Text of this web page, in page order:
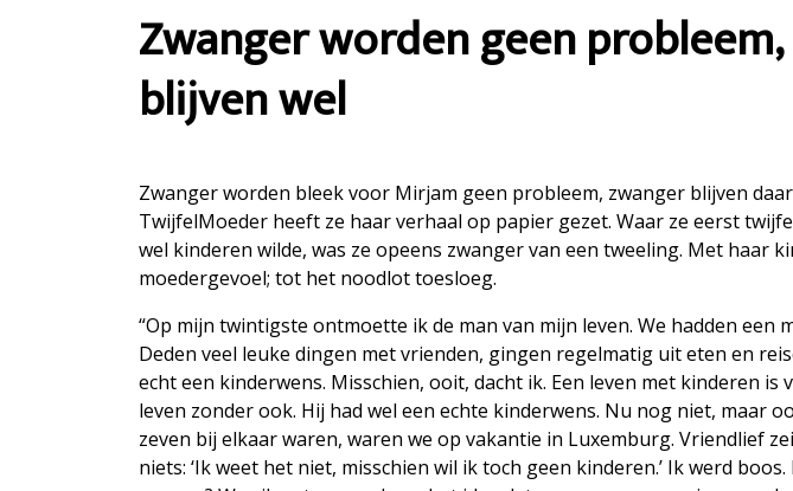
Zwanger worden geen
blijven wel
Zwanger worden bleek voor Mirjam geen probleem, zwanger blijven
TwijfelMoeder heeft ze haar verhaal op papier gezet. Waar ze eerst
wel kinderen wilde, was ze opeens zwanger van een tweeling. Met haar
moedergevoel; tot het noodlot toesloeg.
“Op mijn twintigste ontmoette ik de man van mijn leven. We hadden een
Deden veel leuke dingen met vrienden, gingen regelmatig uit eten en
echt een kinderwens. Misschien, ooit, dacht ik. Een leven met kinderen is
leven zonder ook. Hij had wel een echte kinderwens. Nu nog niet, maar
zeven bij elkaar waren, waren we op vakantie in Luxemburg. Vriendlief
niets: ‘Ik weet het niet, misschien wil ik toch geen kinderen.’ Ik werd